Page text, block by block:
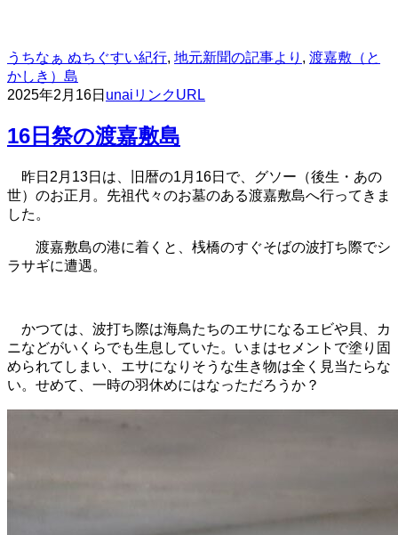
うちなぁ ぬちぐすい紀行, 地元新聞の記事より , 渡嘉敷（と
かしき）島
2025年2月16日 unai リンクURL
16日祭の渡嘉敷島
昨日2月13日は、旧暦の1月16日で、グソー（後生・あの
世）のお正月。先祖代々のお墓のある渡嘉敷島へ行ってきま
した。
渡嘉敷島の港に着くと、桟橋のすぐそばの波打ち際でシ
ラサギに遭遇。
かつては、波打ち際は海鳥たちのエサになるエビや貝、カ
ニなどがいくらでも生息していた。いまはセメントで塗り固
められてしまい、エサになりそうな生き物は全く見当たらな
い。せめて、一時の羽休めにはなっただろうか？